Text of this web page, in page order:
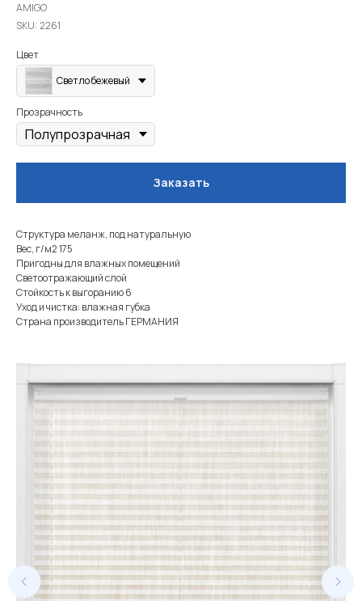
AMIGO
SKU:2261
Цвет
Светло бежевый
Прозрачность
Заказать
Структура меланж, под натуральную
Вес, г/м2 175
Пригодны для влажных помещений
Светоотражающий слой
Стойкость к выгоранию 6
Уход и чистка: влажная губка
Страна производитель ГЕРМАНИЯ